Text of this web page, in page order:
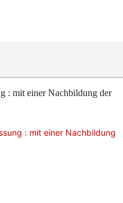
: mit einer Nachbildung der
: mit einer Nachbildung